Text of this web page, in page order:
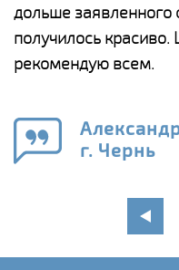
дольше заявленного
получилось
рекомендую всем.
г. Чернь